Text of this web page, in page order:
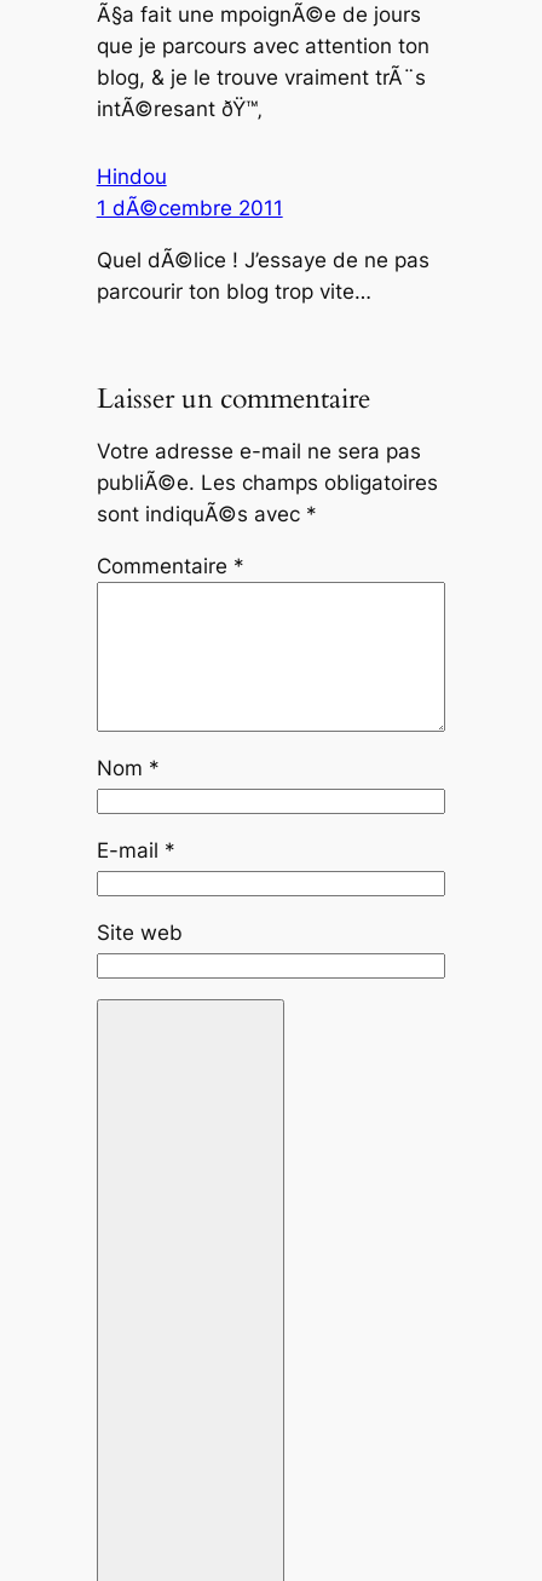
Ã§a fait une mpoignÃ©e de jours
que je parcours avec attention ton
blog, & je le trouve vraiment trÃ¨s
intÃ©resant ðŸ™‚
Hindou
1 dÃ©cembre 2011
Quel dÃ©lice ! J’essaye de ne pas
parcourir ton blog trop vite…
Laisser un commentaire
Votre adresse e-mail ne sera pas
publiÃ©e. Les champs obligatoires
sont indiquÃ©s avec *
Commentaire *
Nom *
E-mail *
Site web